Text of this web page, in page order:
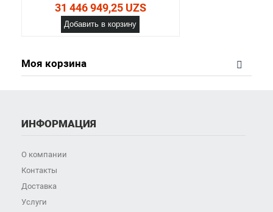
31 446 949,25 UZS
Добавить в корзину
Моя корзина
ИНФОРМАЦИЯ
О компании
Контакты
Доставка
Услуги